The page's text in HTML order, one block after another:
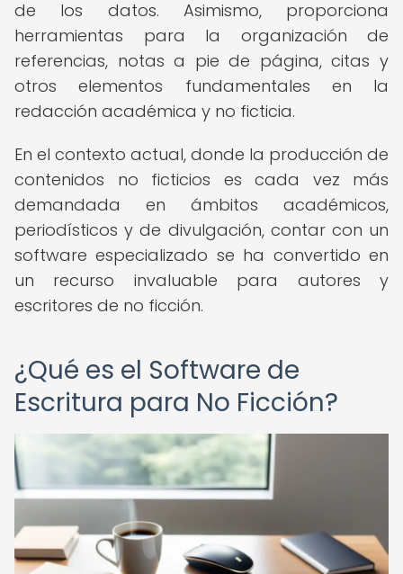
de los datos. Asimismo, proporciona
herramientas para la organización de
referencias, notas a pie de página, citas y
otros elementos fundamentales en la
redacción académica y no ficticia.
En el contexto actual, donde la producción de
contenidos no ficticios es cada vez más
demandada en ámbitos académicos,
periodísticos y de divulgación, contar con un
software especializado se ha convertido en
un recurso invaluable para autores y
escritores de no ficción.
¿Qué es el Software de
Escritura para No Ficción?